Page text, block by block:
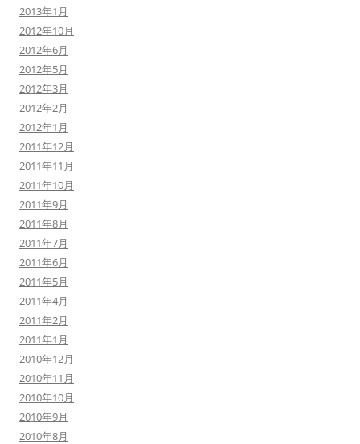
2013年1月
2012年10月
2012年6月
2012年5月
2012年3月
2012年2月
2012年1月
2011年12月
2011年11月
2011年10月
2011年9月
2011年8月
2011年7月
2011年6月
2011年5月
2011年4月
2011年2月
2011年1月
2010年12月
2010年11月
2010年10月
2010年9月
2010年8月